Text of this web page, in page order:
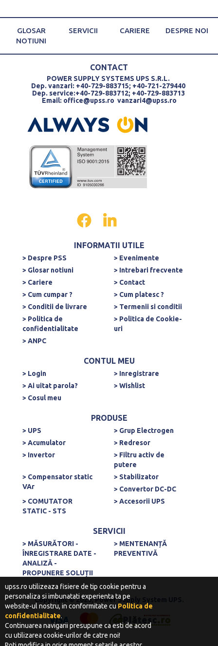
GLOSAR
NOTIUNI
SERVICII CARIERE DESPRE NOI
CONTACT
POWER SUPPLY SYSTEMS UPS S.R.L.
Dep. vanzari: +40-729-883715; +40-721-279440
Dep. service:+40-729-883712; +40-729-883713
Email: office@upss.ro vanzari4@upss.ro
INFORMATII UTILE
> Despre PSS
> Evenimente
> Glosar notiuni
> Intrebari frecvente
> Cariere
> Contact
> Cum cumpar ?
> Cum platesc ?
> Conditii de livrare
> Termenii si conditii
> Politica de
confidentialitate
> Politica de Cookie-
uri
> ANPC
CONTUL MEU
> Login
> Inregistrare
> Ai uitat parola?
> Wishlist
> Cosul meu
PRODUSE
> UPS
> Grup Electrogen
> Acumulator
> Redresor
> Invertor
> Filtru activ de
putere
> Compensator static
VAr
> Stabilizator
> Convertor DC-DC
> COMUTATOR
STATIC - STS
> Accesorii UPS
SERVICII
> MĂSURĂTORI -
ÎNREGISTRARE DATE -
ANALIZĂ -
PROPUNERE SOLUȚII
> MENTENANȚĂ
PREVENTIVĂ
Copyright © 2020, Power Supply System UPS.
upss.ro utilizeaza fisiere de tip cookie pentru a
personaliza si imbunatati experienta ta pe
website-ul nostru, in conformitate cu Politica de
confidentialitate.
Continuarea navigarii presupune ca esti de acord
cu utilizarea cookie-urilor de catre noi!